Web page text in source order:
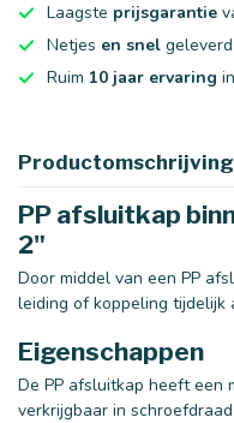
Laagste prijsgarantie
Netjes en snel
Ruim 10 jaar ervaring
Productomschrijving
PP afsluitkap
2"
Door middel van een PP
leiding of koppeling tijdelijk
Eigenschappen
De PP afsluitkap heeft een
verkrijgbaar in